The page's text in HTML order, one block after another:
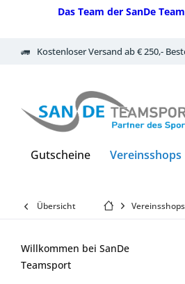
Das Team der SanDe
Kostenloser Versand ab € 250,-
Gutscheine Vereinsshops
Übersicht Vereinsshops
Willkommen bei SanDe
Teamsport